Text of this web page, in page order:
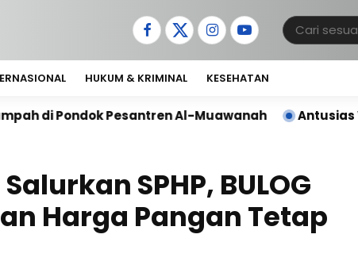
HUKUM & KRIMINAL KESEHATAN
Al-Muawanah Antusias Warga Desa
SPHP, BULOG
Harga Pangan Tetap